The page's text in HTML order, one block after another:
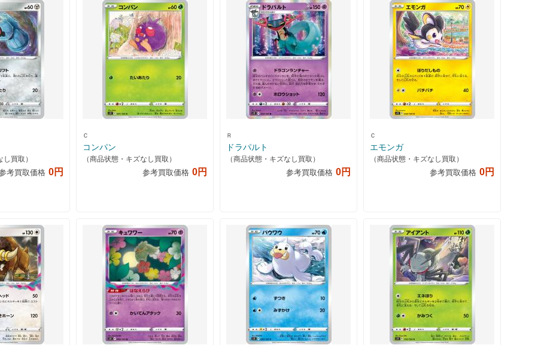
し買取）
考買取価格 0円
Ｃ
コンパン
（商品状態・キズなし買取）
参考買取価格 0円
Ｒ
ドラパルト
（商品状態・キズなし買取）
参考買取価格 0円
Ｃ
エモンガ
（商品状態・キズなし買取）
参考買取価格 0円